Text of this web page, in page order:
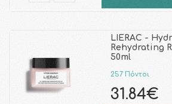
LIERAC -
Rehydrating
50ml
257 Πόντοι
31.84€